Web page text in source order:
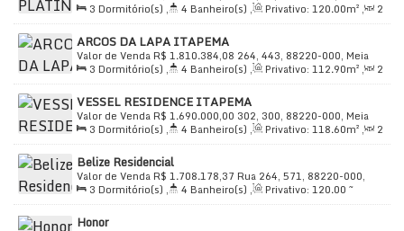
Praia, Itapema, Santa Catarina, Brasil
3 Dormitório(s) , 4 Banheiro(s) , Privativo: 120.00m² ,
2
Sala(s) , 3Suíte(s) , Total:165.00m² , 2Vaga(s) ,
Útil:
120.00m²
ARCOS DA LAPA ITAPEMA
R$ 1.810.384,08
Valor de Venda
264, 443, 88220-000, Meia
Praia, Itapema, Santa Catarina, Brasil
3 Dormitório(s) , 4 Banheiro(s) , Privativo: 112.90m² ,
2
Sala(s) , 3Suíte(s) , Total:185.00m² , 2Vaga(s) ,
Útil:
112.90m²
VESSEL RESIDENCE ITAPEMA
R$ 1.690.000,00
Valor de Venda
302, 300, 88220-000, Meia
Praia, Itapema, Santa Catarina, Brasil
3 Dormitório(s) , 4 Banheiro(s) , Privativo: 118.60m² ,
2
Sala(s) , 3Suíte(s) , Total:208.00m² , 2Vaga(s) ,
500m
Distância do Mar,
Belize Residencial
R$ 1.708.178,37
Valor de Venda
Rua 264, 571, 88220-000,
Meia Praia, Itapema, Santa Catarina, Brasil
3 Dormitório(s) , 4 Banheiro(s) , Privativo: 120.00 ~
122.55m², 2 Sala(s) , 3Suíte(s) , Total:120.00m² ,
2
Vaga(s)
Honor